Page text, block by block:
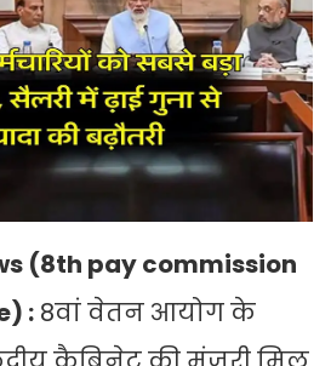
(8th pay commission
: 8वां वेतन आयोग के